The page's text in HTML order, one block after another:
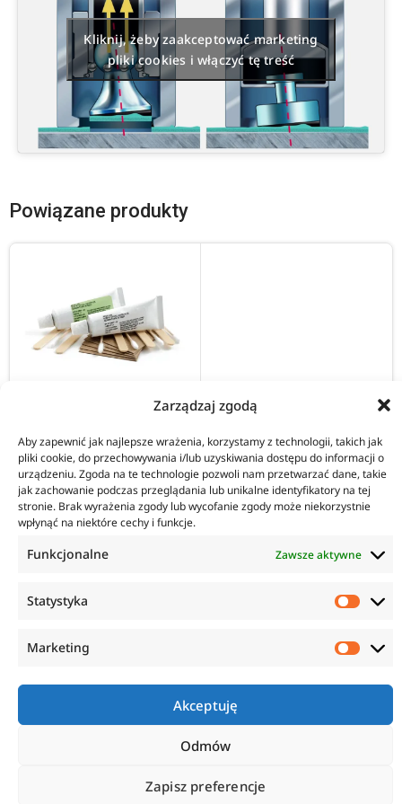
Zarządzaj zgodą
Aby zapewnić jak najlepsze wrażenia, korzystamy z technologii, takich jak
pliki cookie, do przechowywania i/lub uzyskiwania dostępu do informacji o
urządzeniu. Zgoda na te technologie pozwoli nam przetwarzać dane, takie
jak zachowanie podczas przeglądania lub unikalne identyfikatory na tej
stronie. Brak wyrażenia zgody lub wycofanie zgody może niekorzystnie
wpłynąć na niektóre cechy i funkcje.
Funkcjonalne Zawsze aktywne
Statystyka
Marketing
Akceptuję
Odmów
Zapisz preferencje
Kliknij, żeby zaakceptować marketing
pliki cookies i włączyć tę treść
Powiązane produkty
Zestaw kleju do PULL-OFF
Cena od
209,13złnetto
ZOBACZ SZCZEGÓŁY
KONTAKT
Gdańsk
8:00-16:00
PRZYDATNE LINKI
www.laboratorium-anticorr.pl